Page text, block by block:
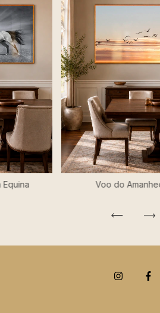
Equina Voo do